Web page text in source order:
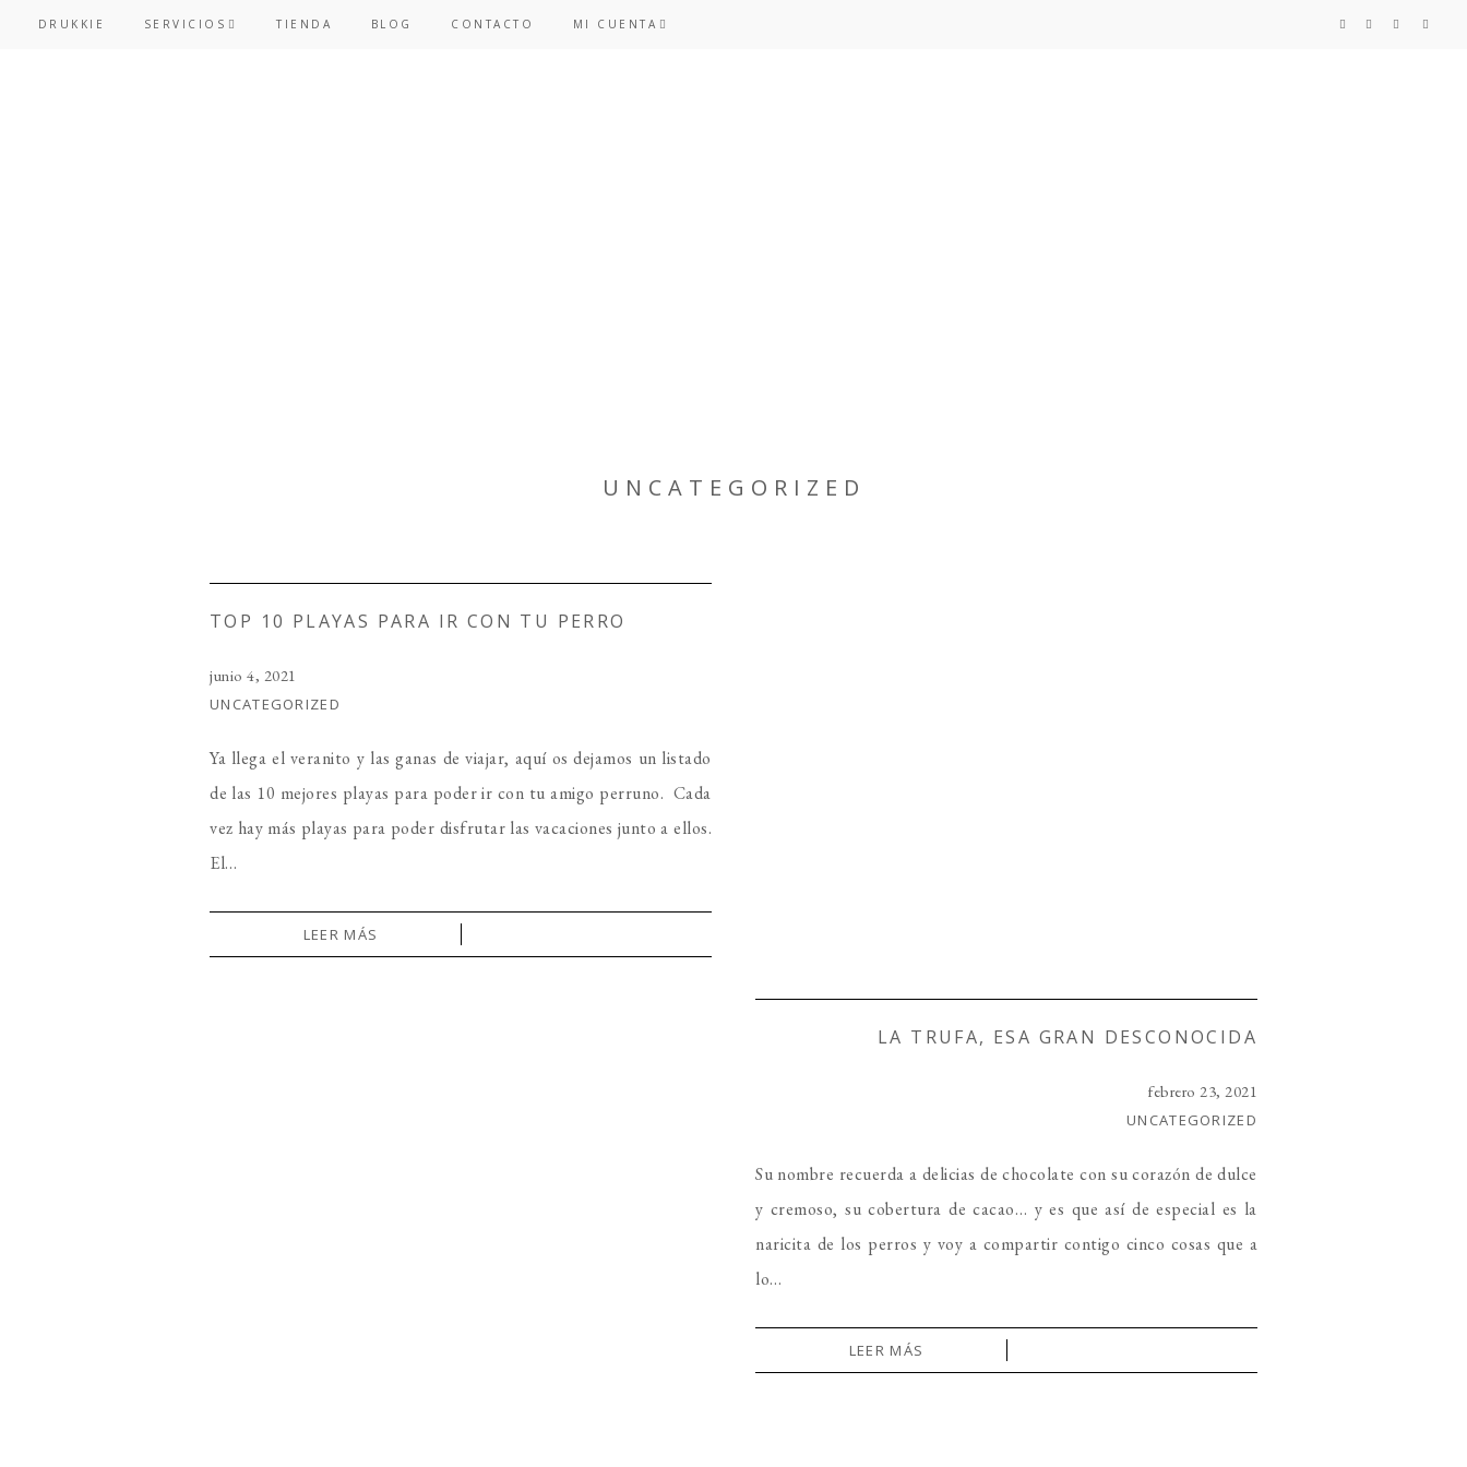
DRUKKIE SERVICIOS TIENDA BLOG CONTACTO MI CUENTA
UNCATEGORIZED
TOP 10 PLAYAS PARA IR CON TU PERRO
junio 4, 2021
UNCATEGORIZED
Ya llega el veranito y las ganas de viajar, aquí os dejamos un listado
de las 10 mejores playas para poder ir con tu amigo perruno. Cada
vez hay más playas para poder disfrutar las vacaciones junto a ellos.
El…
LEER MÁS
LA TRUFA, ESA GRAN DESCONOCIDA
febrero 23, 2021
UNCATEGORIZED
Su nombre recuerda a delicias de chocolate con su corazón de dulce
y cremoso, su cobertura de cacao… y es que así de especial es la
naricita de los perros y voy a compartir contigo cinco cosas que a
lo…
LEER MÁS